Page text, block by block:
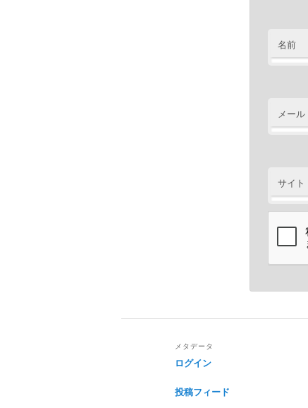
名前
メール
サイト
メタデータ
ログイン
投稿フィード